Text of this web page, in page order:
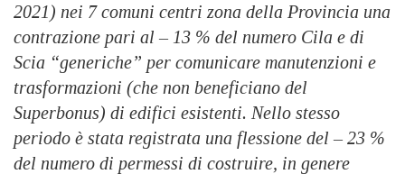
2021) nei 7 comuni centri zona della Provincia una
contrazione pari al– 13 % del numero Cila e di
Scia “generiche” per comunicare manutenzioni e
trasformazioni (che non beneficiano del
Superbonus) di edifici esistenti. Nello stesso
periodo è stata registrata una flessione del– 23 %
del numero di permessi di costruire, in genere